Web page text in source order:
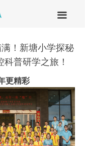
끀
满！新塘小学探秘
普研学之旅！
更精彩